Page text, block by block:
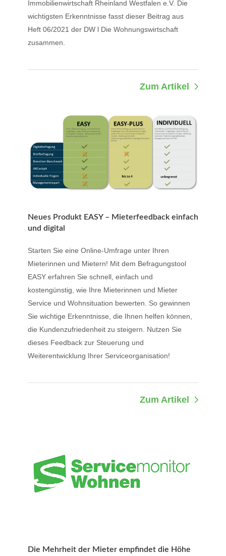
Immobilienwirtschaft Rheinland Westfalen e.V. Die
wichtigsten Erkenntnisse fasst dieser Beitrag aus
Heft 06/2021 der DW l Die Wohnungswirtschaft
zusammen.
Zum Artikel
Neues Produkt EASY – Mieterfeedback einfach
und digital
Starten Sie eine Online-Umfrage unter Ihren
Mieterinnen und Mietern! Mit dem Befragungstool
EASY erfahren Sie schnell, einfach und
kostengünstig, wie Ihre Mieterinnen und Mieter
Service und Wohnsituation bewerten. So gewinnen
Sie wichtige Erkenntnisse, die Ihnen helfen können,
die Kundenzufriedenheit zu steigern. Nutzen Sie
dieses Feedback zur Steuerung und
Weiterentwicklung Ihrer Serviceorganisation!
Zum Artikel
Die Mehrheit der Mieter empfindet die Höhe